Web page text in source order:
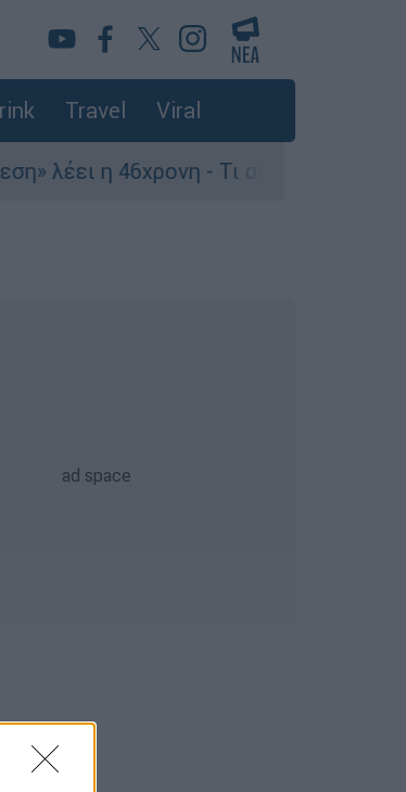
Travel Viral
η 46χρονη - Τι αποκάλυψε στους